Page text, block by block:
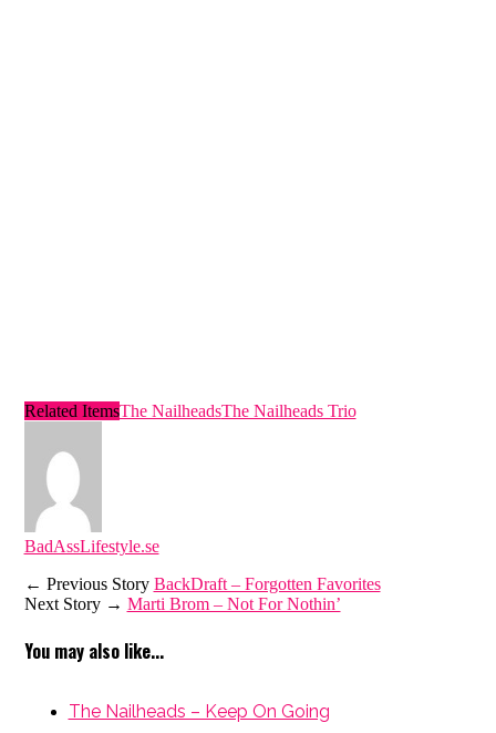
Related ItemsThe NailheadsThe Nailheads Trio
BadAssLifestyle.se
← Previous Story BackDraft – Forgotten Favorites
Next Story → Marti Brom – Not For Nothin’
You may also like...
The Nailheads – Keep On Going